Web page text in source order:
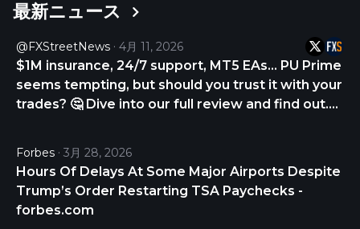
price of Checkmate is 0.01599552 USD and is down
on 53 active market(s) with $3,092,913.15 traded
over the last 24 hours. More information can be
found at https://anichess.com.
最新ニュース
@FXStreetNews 4月 11, 2026
$1M insurance, 24/7 support, MT5 EAs… PU Prime
seems tempting, but should you trust it with your
trades? 🤔 Dive into our full review and find out.
https://t.co/Q6UKNjKyED
Forbes 3月 28, 2026
Hours Of Delays At Some Major Airports Despite
Trump’s Order Restarting TSA Paychecks -
forbes.com